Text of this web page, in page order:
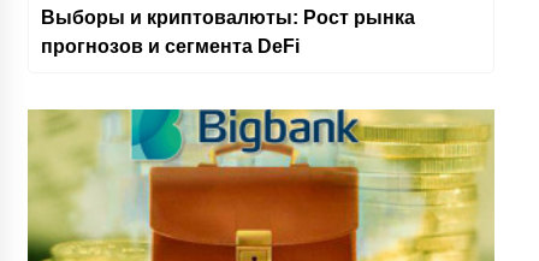
Выборы и криптовалюты: Рост рынка
прогнозов и сегмента DeFi